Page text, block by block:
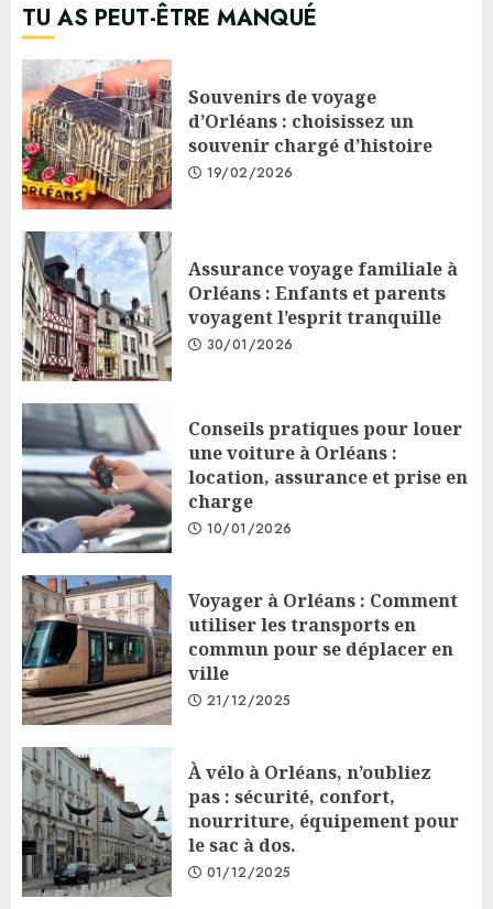
TU AS PEUT-ÊTRE MANQUÉ
Souvenirs de voyage
d’Orléans : choisissez un
souvenir chargé d’histoire
19/02/2026
Assurance voyage familiale à
Orléans : Enfants et parents
voyagent l’esprit tranquille
30/01/2026
Conseils pratiques pour louer
une voiture à Orléans :
location, assurance et prise en
charge
10/01/2026
Voyager à Orléans : Comment
utiliser les transports en
commun pour se déplacer en
ville
21/12/2025
À vélo à Orléans, n’oubliez
pas : sécurité, confort,
nourriture, équipement pour
le sac à dos.
01/12/2025